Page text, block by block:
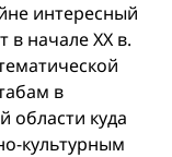
интересный
в начале ХХ в.
в
области куда
культурным